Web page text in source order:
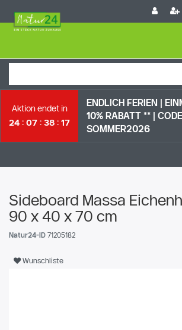
Aktion endet in
24
07 38 16
ENDLICH FERIEN | EI
10% RABATT ** |
SOMMER2026
Sideboard Massa
90 x 40 x 70 cm
Natur24-ID 71205182
Wunschliste